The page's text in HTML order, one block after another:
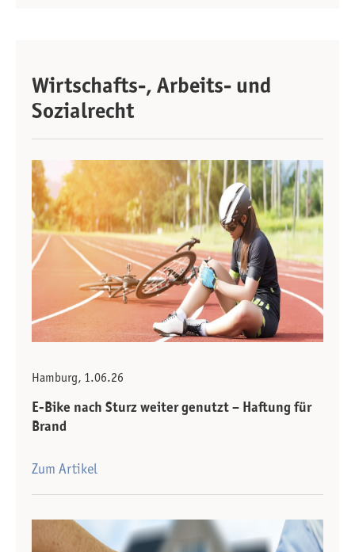
Wirtschafts-, Arbeits- und
Sozialrecht
Hamburg, 1.06.26
E-Bike nach Sturz weiter genutzt – Haftung für
Brand
Zum Artikel